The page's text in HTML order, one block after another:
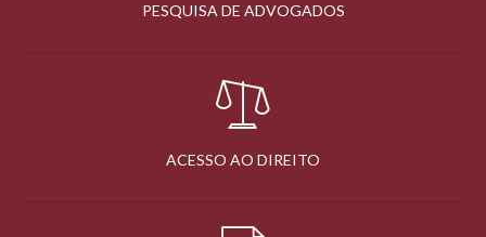
PESQUISA DE ADVOGADOS
ACESSO AO DIREITO